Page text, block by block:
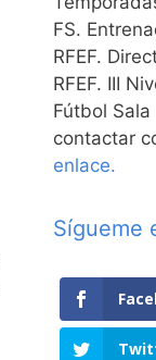
FS.
RFEF.
RFEF. III
Fútbol Sala
contactar
enlace.
Sígueme